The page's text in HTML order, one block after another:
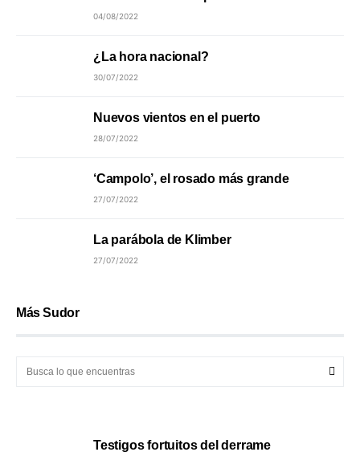
04/08/2022
¿La hora nacional?
30/07/2022
Nuevos vientos en el puerto
28/07/2022
‘Campolo’, el rosado más grande
27/07/2022
La parábola de Klimber
27/07/2022
Más Sudor
Testigos fortuitos del derrame